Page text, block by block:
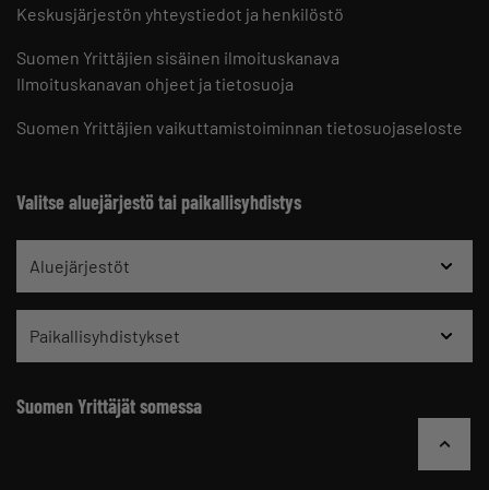
Keskusjärjestön yhteystiedot ja henkilöstö
Suomen Yrittäjien sisäinen ilmoituskanava
Ilmoituskanavan ohjeet ja tietosuoja
Suomen Yrittäjien vaikuttamistoiminnan tietosuojaseloste
Valitse aluejärjestö tai paikallisyhdistys
Aluejärjestöt
Paikallisyhdistykset
Suomen Yrittäjät somessa